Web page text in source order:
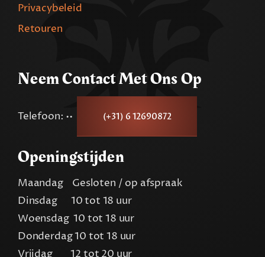
Privacybeleid
Retouren
Neem Contact Met Ons Op
Telefoon: •• (+31) 6 12690872
Openingstijden
Maandag Gesloten / op afspraak
Dinsdag 10 tot 18 uur
Woensdag 10 tot 18 uur
Donderdag 10 tot 18 uur
Vrijdag 12 tot 20 uur